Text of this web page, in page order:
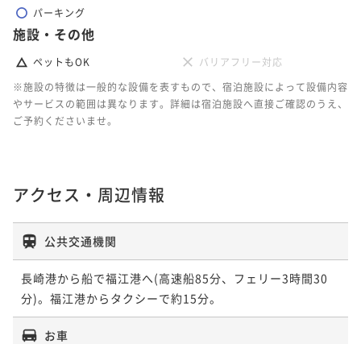
パーキング
施設・その他
ペットもOK
バリアフリー対応
※施設の特徴は一般的な設備を表すもので、宿泊施設によって設備内容
やサービスの範囲は異なります。詳細は宿泊施設へ直接ご確認のうえ、
ご予約くださいませ。
アクセス・周辺情報
公共交通機関
長崎港から船で福江港へ(高速船85分、フェリー3時間30
分)。福江港からタクシーで約15分。
お車